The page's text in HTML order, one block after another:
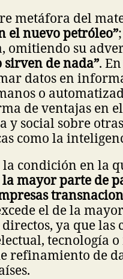
metáfora del
el nuevo petróleo”
omitiendo su
sirven de nada”.
datos en
o
de ventajas en
social sobre
como la
condición en la
la mayor parte de
el de la
ya que las
tecnología o
refinamiento de